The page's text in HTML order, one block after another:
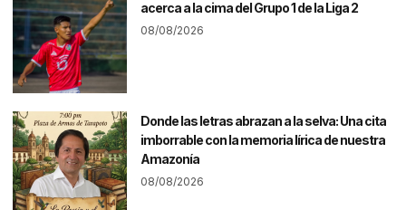
acerca a la cima del Grupo 1 de la Liga 2
08/08/2026
Donde las letras abrazan a la selva: Una cita
imborrable con la memoria lírica de nuestra
Amazonía
08/08/2026